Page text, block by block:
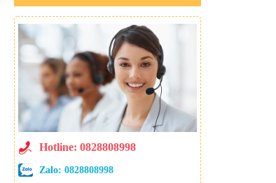
Hotline: 0828808998
Zalo: 0828808998